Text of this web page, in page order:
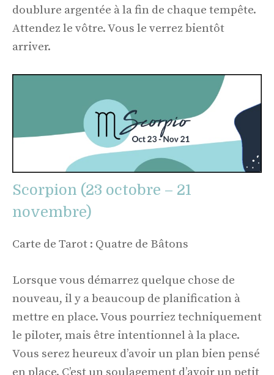
doublure argentée à la fin de chaque tempête.
Attendez le vôtre. Vous le verrez bientôt
arriver.
Scorpion (23 octobre – 21
novembre)
Carte de Tarot : Quatre de Bâtons
Lorsque vous démarrez quelque chose de
nouveau, il y a beaucoup de planification à
mettre en place. Vous pourriez techniquement
le piloter, mais être intentionnel à la place.
Vous serez heureux d’avoir un plan bien pensé